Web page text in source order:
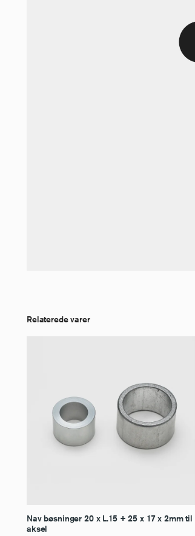
Relaterede varer
Nav bøsninger 20 x L.15 + 25 x 17 x 2mm til
aksel